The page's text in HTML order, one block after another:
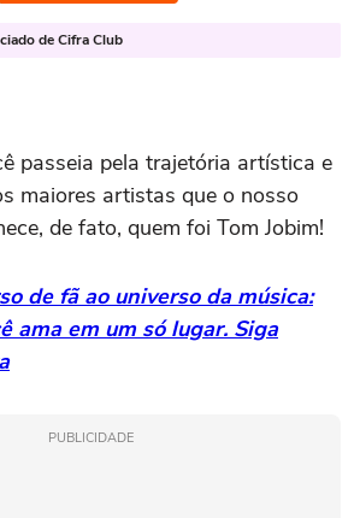
de Cifra Club
passeia pela trajetória artística e
maiores artistas que o nosso
de fato, quem foi Tom Jobim!
de fã ao universo da música:
ama em um só lugar. Siga
PUBLICIDADE